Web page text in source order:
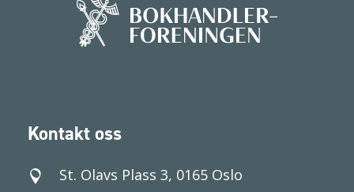
Kontakt oss
St. Olavs Plass 3, 0165 Oslo